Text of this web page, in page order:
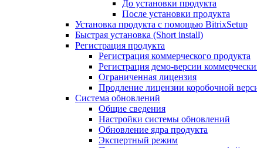
До установки продукта
После установки продукта
Установка продукта с помощью BitrixSetup
Быстрая установка (Short install)
Регистрация продукта
Регистрация коммерческого продукта
Регистрация демо-версии
Ограниченная лицензия
Продление лицензии коробочной
Система обновлений
Общие сведения
Настройки системы обновлений
Обновление ядра продукта
Экспертный режим